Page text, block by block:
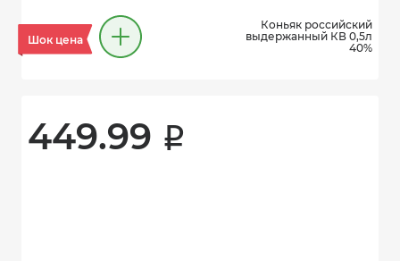
Шок цена
Коньяк российский
выдержанный КВ 0,5л
40%
449.99 i